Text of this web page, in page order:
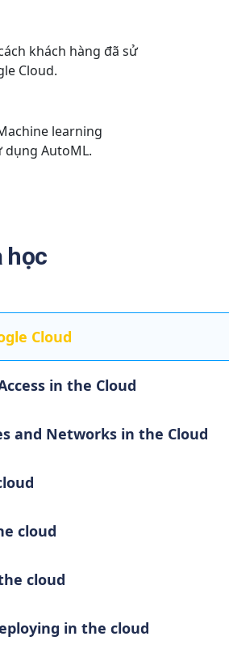
khách hàng đã sử
Cloud.
learning
dụng AutoML.
học
Cloud
in the Cloud
and Networks in the Cloud
cloud
cloud
in the cloud